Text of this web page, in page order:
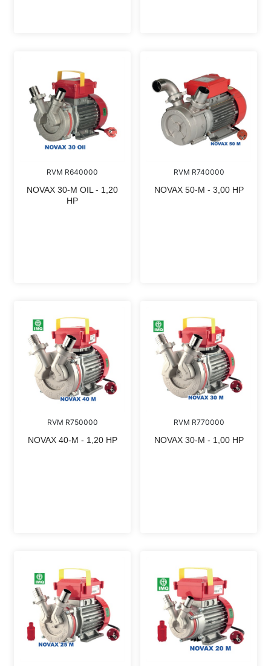
RVM R640000
NOVAX 30-M OIL - 1,20
HP
RVM R740000
NOVAX 50-M - 3,00 HP
RVM R750000
NOVAX 40-M - 1,20 HP
RVM R770000
NOVAX 30-M - 1,00 HP